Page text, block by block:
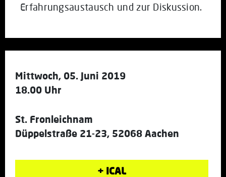
Erfahrungsaustausch und zur Diskussion.
Mittwoch, 05. Juni 2019
18.00 Uhr
St. Fronleichnam
Düppelstraße 21-23, 52068 Aachen
+ ICAL